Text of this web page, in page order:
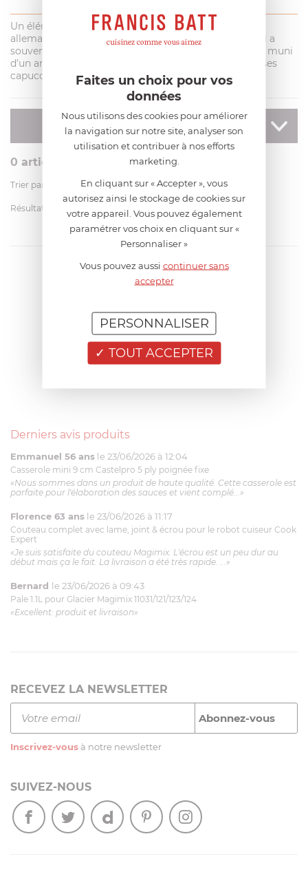
Un élément a marqué l’année 2001 pour la société
allemande, c’est l’arrivée du chauffe lait Aero Bed, qui a
souvent été copié mais jamais égalé ! Il est sans fil et muni
d’un arrêt automatique, permettant de servir 3-4 tasses
capuccino.
AFFINER
votre recherche
0 article
Trier par
Résultats par page
Derniers avis produits
Emmanuel 56 ans le 23/06/2026 à 12:04
Casserole mini 9 cm Castelpro 5 ply poignée fixe
«Nous sommes dans un produit de haute qualité. Cette casserole est
parfaite pour l'élaboration des sauces et vient complé...»
Florence 63 ans le 23/06/2026 à 11:17
Couteau complet avec lame, joint & écrou pour le robot cuiseur Cook
Expert
«Je suis satisfaite du couteau Magimix. L'écrou est un peu dur au
début mais ça le fait. La livraison a été très rapide. ...»
Bernard le 23/06/2026 à 09:43
Pale 1.1L pour Glacier Magimix 11031/121/123/124
«Excellent: produit et livraison»
RECEVEZ LA NEWSLETTER
Inscrivez-vous à notre newsletter
SUIVEZ-NOUS
Faites un choix pour vos
données
Nous utilisons des cookies pour améliorer
la navigation sur notre site, analyser son
utilisation et contribuer à nos efforts
marketing.
En cliquant sur « Accepter », vous
autorisez ainsi le stockage de cookies sur
votre appareil. Vous pouvez également
paramétrer vos choix en cliquant sur «
Personnaliser »
Vous pouvez aussi continuer sans
accepter
TOUT ACCEPTER
PERSONNALISER